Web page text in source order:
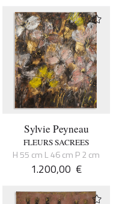
Sylvie Peyneau
FLEURS SACREES
H 55 cm L 46 cm P 2 cm
1.200,00 €